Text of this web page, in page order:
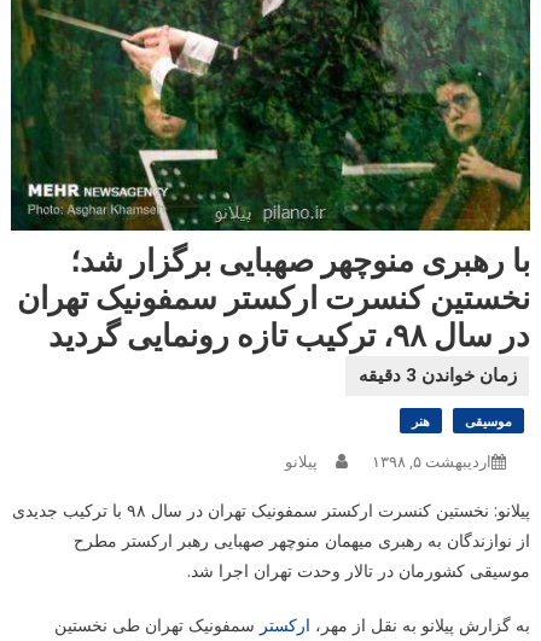
با رهبری منوچهر صهبایی برگزار شد؛
نخستین کنسرت ارکستر سمفونیک تهران
در سال ۹۸، ترکیب تازه رونمایی گردید
موسیقی هنر
اردیبهشت ۵, ۱۳۹۸ پیلانو
پیلانو: نخستین کنسرت ارکستر سمفونیک تهران در سال ۹۸ با ترکیب جدیدی
از نوازندگان به رهبری میهمان منوچهر صهبایی رهبر ارکستر مطرح
موسیقی کشورمان در تالار وحدت تهران اجرا شد.
به گزارش پیلانو به نقل از مهر، ارکستر سمفونیک تهران طی نخستین